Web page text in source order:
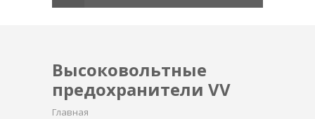
Высоковольтные
предохранители VV
Главная